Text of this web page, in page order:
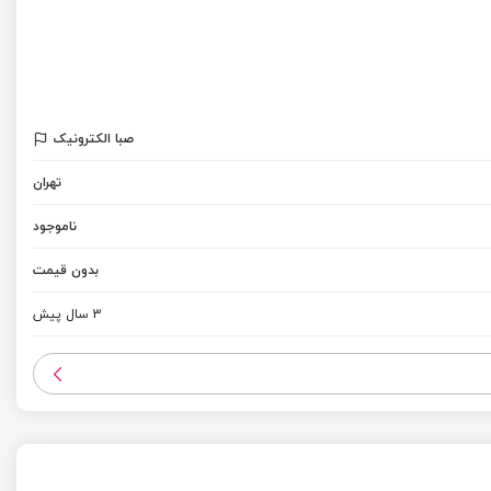
صبا الکترونیک
تهران
ناموجود
بدون قیمت
3 سال پیش